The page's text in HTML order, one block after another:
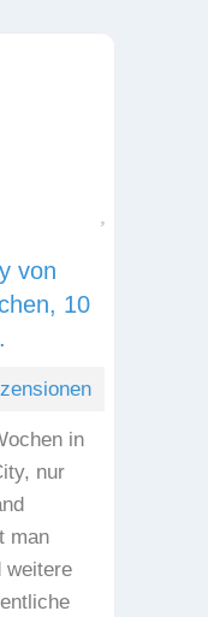
von
10
in
nur
man
weitere